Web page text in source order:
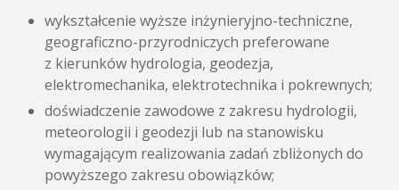
wykształcenie wyższe inżynieryjno-techniczne,
geograficzno-przyrodniczych preferowane
z kierunków hydrologia, geodezja,
elektromechanika, elektrotechnika i pokrewnych;
doświadczenie zawodowe z zakresu hydrologii,
meteorologii i geodezji lub na stanowisku
wymagającym realizowania zadań zbliżonych do
powyższego zakresu obowiązków;